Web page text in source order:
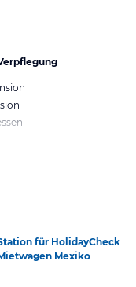
für HolidayCheck
Mexiko